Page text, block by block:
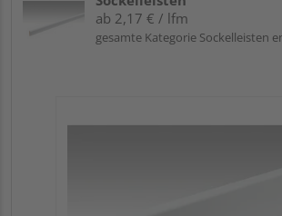
ab 2,17 € / lfm
gesamte Kategorie Sockelleisten